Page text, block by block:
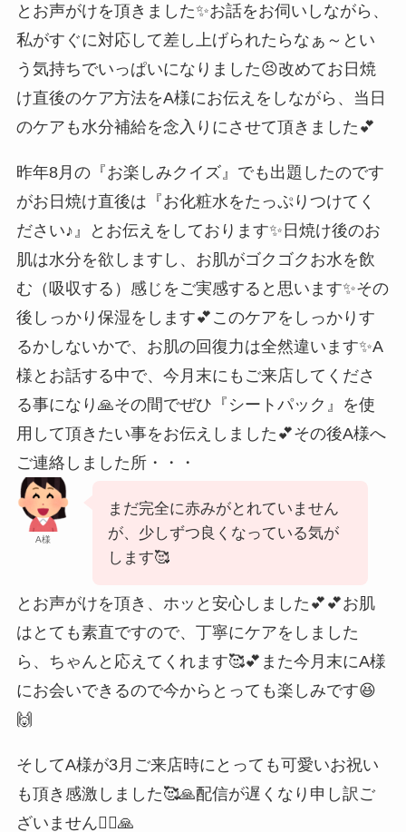
とお声がけを頂きました✨️お話をお伺いしながら、
私がすぐに対応して差し上げられたらなぁ～とい
う気持ちでいっぱいになりました😣改めてお日焼
け直後のケア方法をA様にお伝えをしながら、当日
のケアも水分補給を念入りにさせて頂きました💕
昨年8月の『お楽しみクイズ』でも出題したのです
がお日焼け直後は『お化粧水をたっぷりつけてく
ださい♪』とお伝えをしております✨️日焼け後のお
肌は水分を欲しますし、お肌がゴクゴクお水を飲
む（吸収する）感じをご実感すると思います✨️その
後しっかり保湿をします💕このケアをしっかりす
るかしないかで、お肌の回復力は全然違います✨️A
様とお話する中で、今月末にもご来店してくださ
る事になり🙏その間でぜひ『シートパック』を使
用して頂きたい事をお伝えしました💕その後A様へ
ご連絡しました所・・・
A様
まだ完全に赤みがとれていません
が、少しずつ良くなっている気が
します🥰
とお声がけを頂き、ホッと安心しました💕💕お肌
はとても素直ですので、丁寧にケアをしました
ら、ちゃんと応えてくれます🥰💕また今月末にA様
にお会いできるので今からとっても楽しみです😆
🙌
そしてA様が3月ご来店時にとっても可愛いお祝い
も頂き感激しました🥰🙏配信が遅くなり申し訳ご
ざいません🙇‍♀️🙏